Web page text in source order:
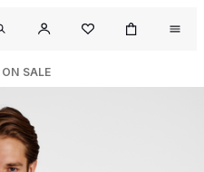
SALE